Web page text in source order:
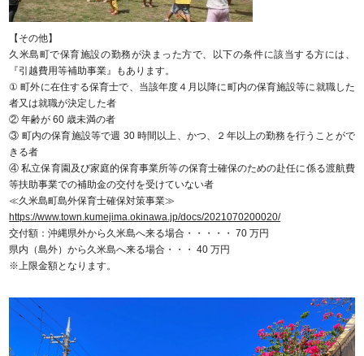
【その他】
久米島町で保育施設の勤務が決まった方で、以下の条件に該当する方には、
『引越費用等補助事業』もあります。
① 町外に在住する保育士で、当該年度４月以降に町内の保育施設等に就職した
者又は就職が決定した者
② 年齢が 60 歳未満の者
③ 町内の保育施設等で週 30 時間以上、かつ、２年以上の勤務を行うことがで
きる者
④ 私立保育園及び家庭的保育事業所等の保育士確保のための赴任に係る渡航費
等扶助事業での補助金の交付を受けていない者
≪久米島町島外保育士確保対策事業≫
https://www.town.kumejima.okinawa.jp/docs/2021070200020/
交付額：沖縄県外から久米島へ来る場合・・・・・ 70 万円
県内（島外）から久米島へ来る場合・・・ 40 万円
※上限金額となります。